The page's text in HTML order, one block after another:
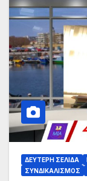
ΔΕΎΤΕΡΗ ΣΕΛΊΔΑ
ΣΥΝΔΙΚΑΛΙΣΜΌΣ